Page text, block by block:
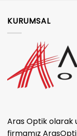
KURUMSAL
Aras Optik olarak
firmamız